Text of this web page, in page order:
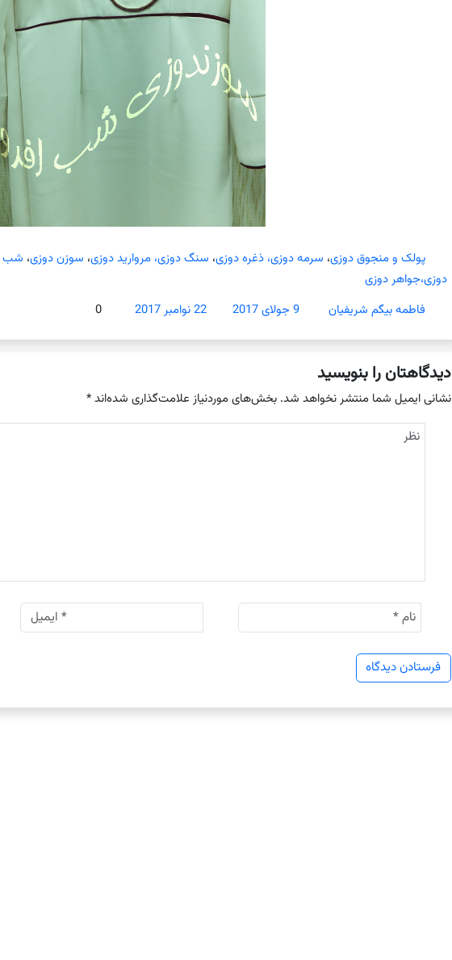
پولک و منجوق دوزی، سرمه دوزی، ذغره دوزی، سنگ دوزی، مروارید دوزی، سوزن دوزی، شب
دوزی،جواهر دوزی
فاطمه بیگم شریفیان
9 جولای 2017 22 نوامبر 2017 0
دیدگاهتان را بنویسید
نشانی ایمیل شما منتشر نخواهد شد. بخش‌های موردنیاز علامت‌گذاری شده‌اند*